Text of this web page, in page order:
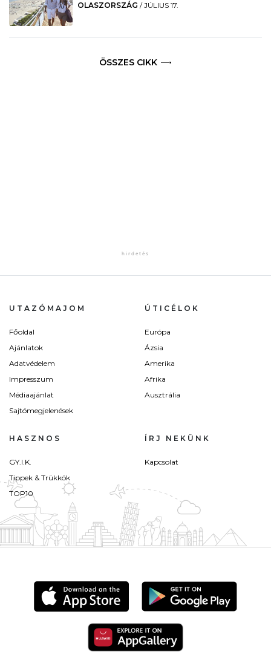
OLASZORSZÁG /JÚLIUS 17.
ÖSSZES CIKK
UTAZÓMAJOM
Főoldal
Ajánlatok
Adatvédelem
Impresszum
Médiaajánlat
Sajtómegjelenések
ÚTICÉLOK
Európa
Ázsia
Amerika
Afrika
Ausztrália
HASZNOS
GY.I.K.
Tippek & Trükkök
TOP10
ÍRJ NEKÜNK
Kapcsolat